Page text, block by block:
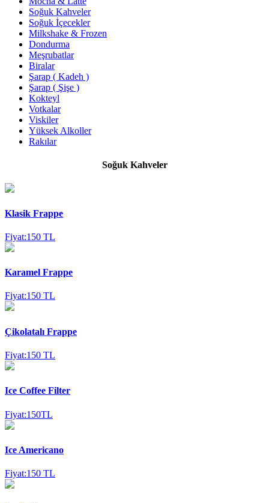
Soğuk Kahveler
Soğuk İçecekler
Milkshake & Frozen
Dondurma
Meşrubatlar
Biralar
Şarap ( Kadeh )
Şarap ( Şişe )
Kokteyl
Votkalar
Viskiler
Yüksek Alkoller
Rakılar
Soğuk Kahveler
Klasik Frappe
Fiyat:150 TL
Karamel Frappe
Fiyat:150 TL
Çikolatalı Frappe
Fiyat:150 TL
Ice Coffee Filter
Fiyat:150TL
Ice Americano
Fiyat:150 TL